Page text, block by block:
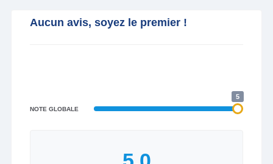
Aucun avis, soyez le premier !
NOTE GLOBALE
5